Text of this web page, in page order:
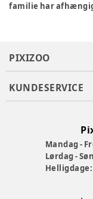
familie har
PIXIZOO
KUNDESERVICE
Mandag -
Lørdag -